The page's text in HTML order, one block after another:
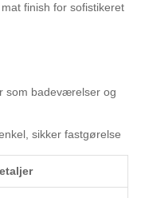
finish for sofistikeret
som badeværelser og
sikker fastgørelse